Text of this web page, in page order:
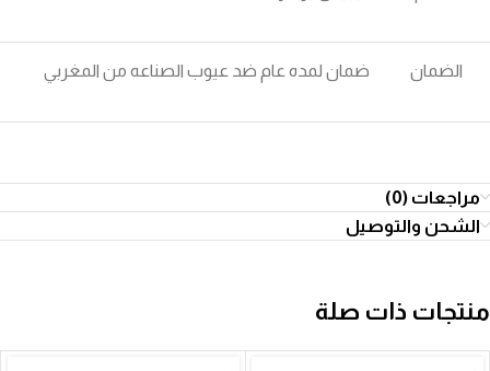
الضمان ضمان لمده عام ضد عيوب الصناعه من المغربي
مراجعات (0)
الشحن والتوصيل
منتجات ذات صلة